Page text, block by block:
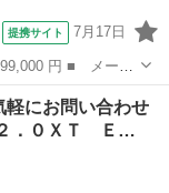
提携サイト 7月17日
レード名： ツー
正ドラレコ 【純正
軽にお問い合わせ
２．０ＸＴ Ｅ…